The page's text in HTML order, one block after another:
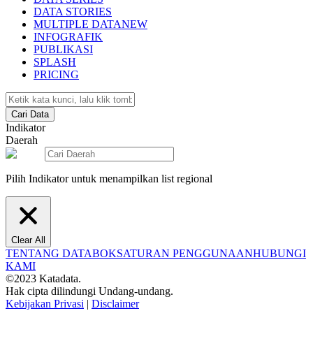
DATA STORIES
MULTIPLE DATANEW
INFOGRAFIK
PUBLIKASI
SPLASH
PRICING
Cari Data
Indikator
Daerah
Pilih Indikator untuk menampilkan list regional
Clear All
TENTANG DATABOKSATURAN PENGGUNAANHUBUNGI
KAMI
©2023 Katadata.
Hak cipta dilindungi Undang-undang.
Kebijakan Privasi | Disclaimer